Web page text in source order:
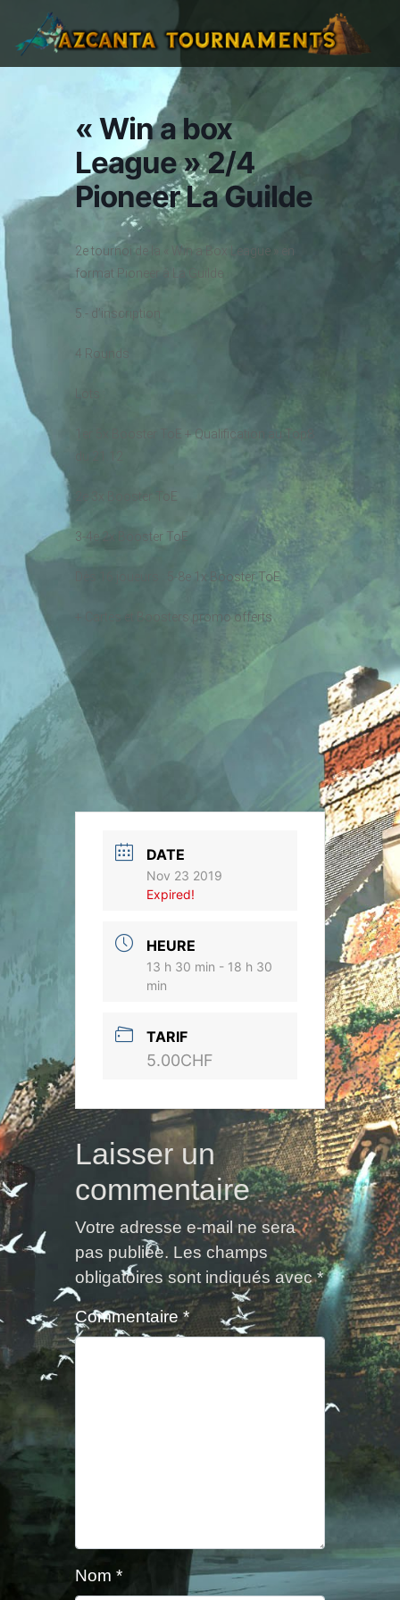
« Win a box
League » 2/4
Pioneer La Guilde
2e tournoi de la « Win a Box League » en
format Pioneer à La Guilde
5.- d’inscription
4 Rounds
1er 5x Booster ToE + Qualification au Top8
2e 3x Booster ToE
3-4e 2x Booster ToE
Dès 16 joueurs : 5-8e 1x Booster ToE
+ Cartes et Boosters promo offerts
DATE
Nov 23 2019
Expired!
HEURE
13 h 30 min - 18 h 30
min
TARIF
5.00CHF
Laisser un
commentaire
Votre adresse e-mail ne sera
pas publiée. Les champs
obligatoires sont indiqués avec*
Commentaire*
Nom *